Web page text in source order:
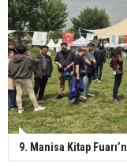
9. Manisa Kitap